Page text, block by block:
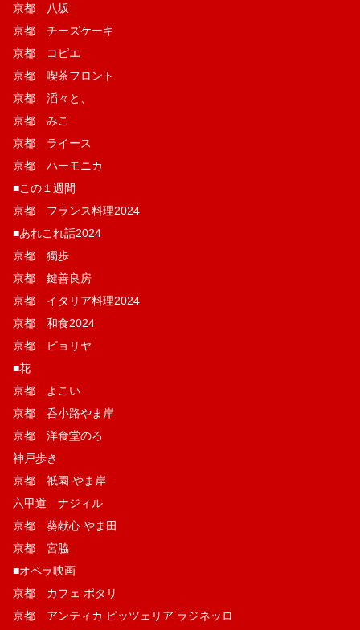
京都 八坂
京都 チーズケーキ
京都 コピエ
京都 喫茶フロント
京都 滔々と、
京都 みこ
京都 ライース
京都 ハーモニカ
■この１週間
京都 フランス料理2024
■あれこれ話2024
京都 獨歩
京都 鍵善良房
京都 イタリア料理2024
京都 和食2024
京都 ピョリヤ
■花
京都 よこい
京都 呑小路やま岸
京都 洋食堂のろ
神戸歩き
京都 祇園 やま岸
六甲道 ナジィル
京都 葵献心 やま田
京都 宮脇
■オペラ映画
京都 カフェ ポタリ
京都 アンティカ ピッツェリア ラジネッロ